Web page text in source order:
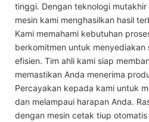
tinggi. Dengan teknologi
mesin kami menghasilkan hasil
Kami memahami kebutuhan
berkomitmen untuk menyediakan
efisien. Tim ahli kami siap
memastikan Anda menerima
Percayakan kepada kami untuk
dan melampaui harapan Anda.
dengan mesin cetak tiup